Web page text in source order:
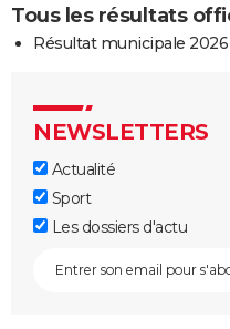
Tous les résultats
Résultat municipale
NEWSLETTERS
Actualité
Sport
Les dossiers d'actu